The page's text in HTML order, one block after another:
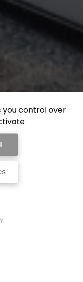
you control over